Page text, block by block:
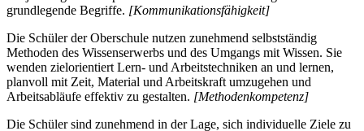
grundlegende Begriffe. [Kommunikationsfähigkeit]
Die Schüler der Oberschule nutzen zunehmend selbstständig
Methoden des Wissenserwerbs und des Umgangs mit Wissen. Sie
wenden zielorientiert Lern- und Arbeitstechniken an und lernen,
planvoll mit Zeit, Material und Arbeitskraft umzugehen und
Arbeitsabläufe effektiv zu gestalten. [Methodenkompetenz]
Die Schüler sind zunehmend in der Lage, sich individuelle Ziele zu